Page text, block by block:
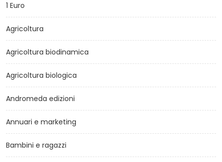
1 Euro
Agricoltura
Agricoltura biodinamica
Agricoltura biologica
Andromeda edizioni
Annuari e marketing
Bambini e ragazzi